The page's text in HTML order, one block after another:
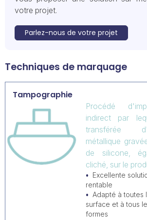
votre projet.
Parlez-nous de votre projet
Techniques de marquage
Tampographie
Procédé
indirect par
transférée
métallique
de silicone,
cliché, sur le
Excellente
rentable
Adapté à toutes
surface et à tous
formes